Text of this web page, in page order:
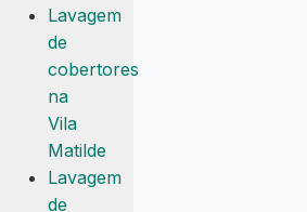
Lavagem
de
cobertores
na
Vila
Matilde
Lavagem
de